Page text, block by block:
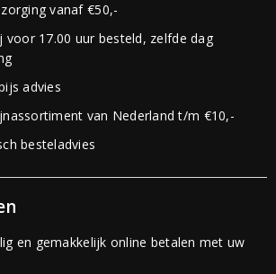
vanaf €50,-
voor 17.00 uur besteld, zelfde dag
advies
van Nederland t/m €10,-
besteladvies
en gemakkelijk online betalen met uw